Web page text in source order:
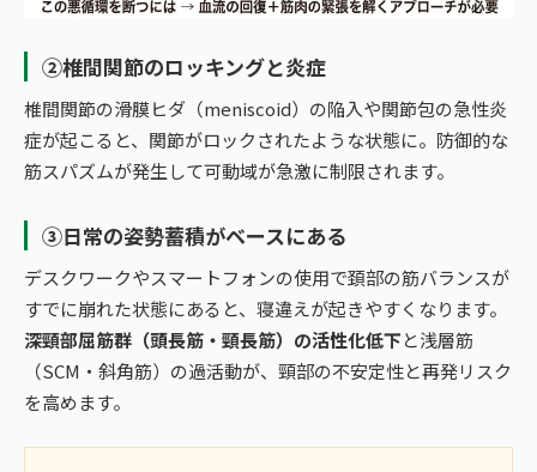
②椎間関節のロッキングと炎症
椎間関節の滑膜ヒダ（meniscoid）の陥入や関節包の急性炎
症が起こると、関節がロックされたような状態に。防御的な
筋スパズムが発生して可動域が急激に制限されます。
③日常の姿勢蓄積がベースにある
デスクワークやスマートフォンの使用で頚部の筋バランスが
すでに崩れた状態にあると、寝違えが起きやすくなります。
深頸部屈筋群（頭長筋・頸長筋）の活性化低下と浅層筋
（SCM・斜角筋）の過活動が、頸部の不安定性と再発リスク
を高めます。